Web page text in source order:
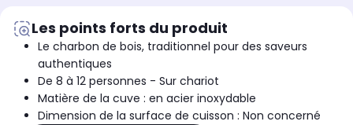
Les points forts du produit
Le charbon de bois, traditionnel pour des saveurs
authentiques
De 8 à 12 personnes - Sur chariot
Matière de la cuve : en acier inoxydable
Dimension de la surface de cuisson : Non concerné